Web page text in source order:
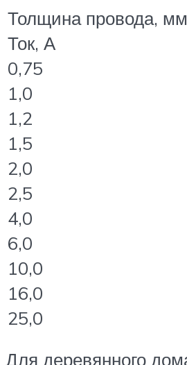
Толщина провода,
Ток, А
0,75
1,0
1,2
1,5
2,0
2,5
4,0
6,0
10,0
16,0
25,0
Для деревянного